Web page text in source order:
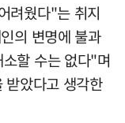
려웠다"는 취지
의 변명에 불과
할 수는 없다"며
았다고 생각한